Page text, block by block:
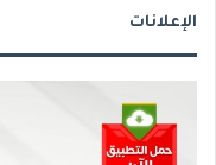
الإعلانات